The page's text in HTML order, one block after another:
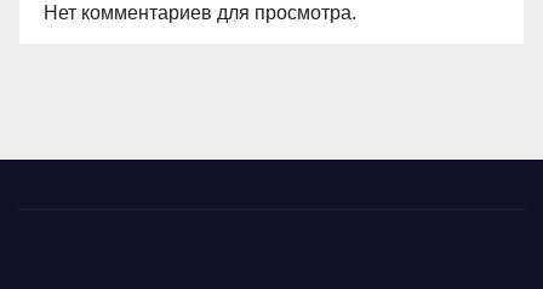
Нет комментариев для просмотра.